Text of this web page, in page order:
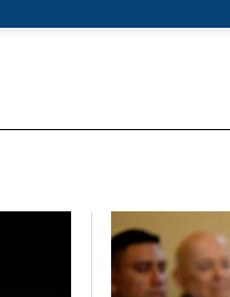
Venezuela Nicolás Maduro
de las FARC